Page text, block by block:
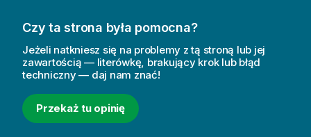
Czy ta strona była pomocna?
Jeżeli natkniesz się na problemy z tą stroną lub jej
zawartością — literówkę, brakujący krok lub błąd
techniczny — daj nam znać!
Przekaż tu opinię